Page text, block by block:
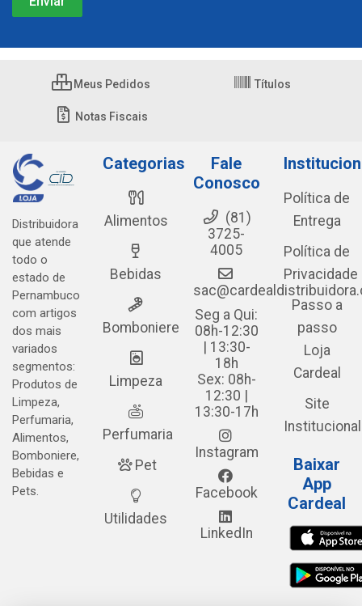
Meus Pedidos Títulos
Notas Fiscais
Distribuidora
que atende
todo o
estado de
Pernambuco
com artigos
dos mais
variados
segmentos:
Produtos de
Limpeza,
Perfumaria,
Alimentos,
Bomboniere,
Bebidas e
Pets.
Categorias
Alimentos
Bebidas
Bomboniere
Limpeza
Perfumaria
Pet
Utilidades
Fale
Conosco
(81)
3725-
4005
Seg a Qui:
08h-12:30
| 13:30-
18h
Sex: 08h-
12:30 |
13:30-17h
Instagram
Facebook
LinkedIn
Política de
Entrega
Política de
Privacidade
Passo a
passo
Loja
Cardeal
Site
Institucional
Baixar
App
Cardeal